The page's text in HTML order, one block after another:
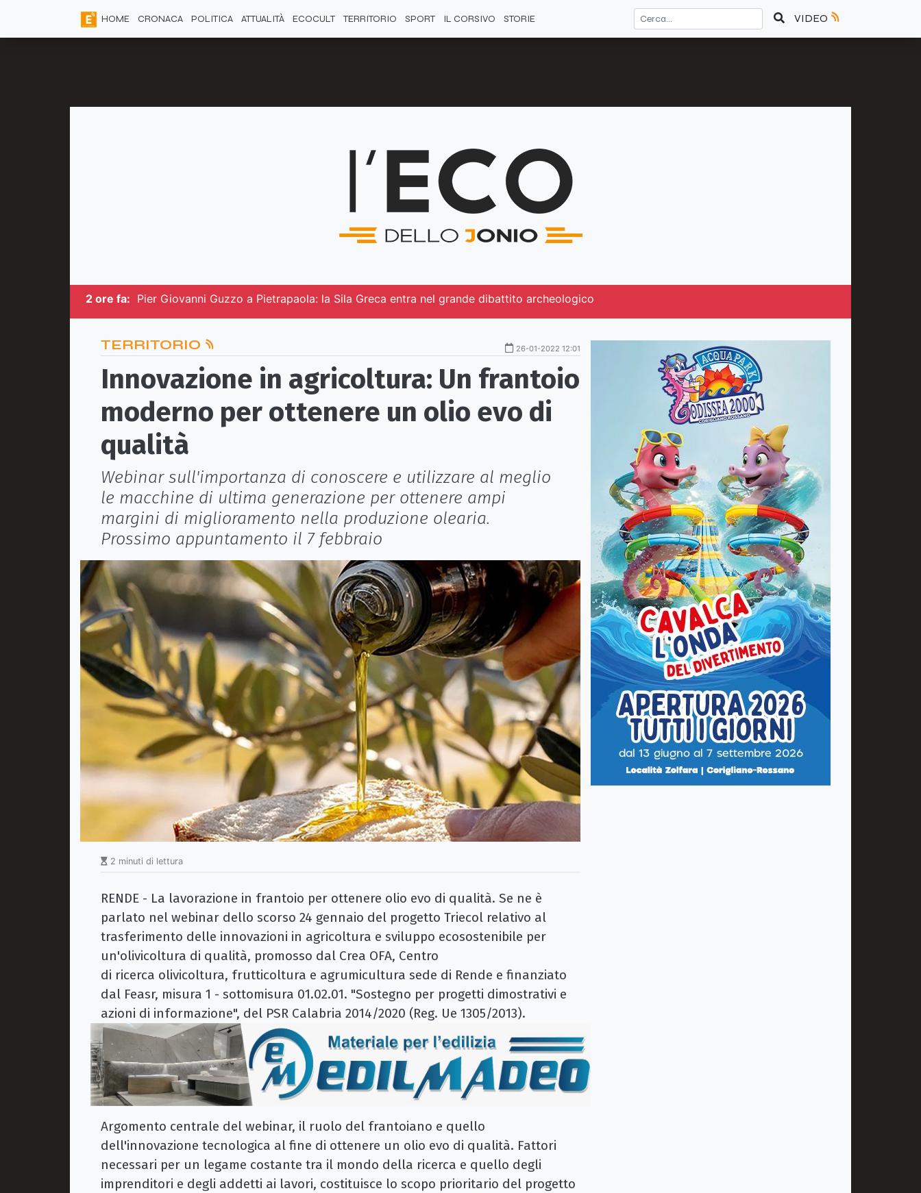
HOME CRONACA POLITICA ATTUALITÀ ECOCULT TERRITORIO SPORT IL CORSIVO STORIE VIDEO
2 ore fa: Pier Giovanni Guzzo a Pietrapaola: la Sila Greca entra nel grande dibattito archeologico
TERRITORIO 26-01-2022 12:01
Innovazione in agricoltura: Un frantoio
moderno per ottenere un olio evo di
qualità
Webinar sull'importanza di conoscere e utilizzare al meglio
le macchine di ultima generazione per ottenere ampi
margini di miglioramento nella produzione olearia.
Prossimo appuntamento il 7 febbraio
2 minuti di lettura
RENDE - La lavorazione in frantoio per ottenere olio evo di qualità. Se ne è
parlato nel webinar dello scorso 24 gennaio del progetto Triecol relativo al
trasferimento delle innovazioni in agricoltura e sviluppo ecosostenibile per
un'olivicoltura di qualità, promosso dal Crea OFA, Centro
di ricerca olivicoltura, frutticoltura e agrumicultura sede di Rende e finanziato
dal Feasr, misura 1 - sottomisura 01.02.01. "Sostegno per progetti dimostrativi e
azioni di informazione", del PSR Calabria 2014/2020 (Reg. Ue 1305/2013).
Argomento centrale del webinar, il ruolo del frantoiano e quello
dell'innovazione tecnologica al fine di ottenere un olio evo di qualità. Fattori
necessari per un legame costante tra il mondo della ricerca e quello degli
imprenditori e degli addetti ai lavori, costituisce lo scopo prioritario del progetto